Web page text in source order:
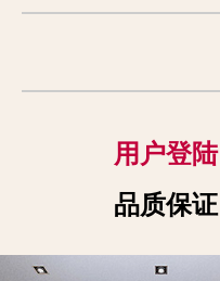
用户登陆
品质保证